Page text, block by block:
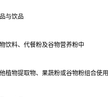
与饮品
饮料、代餐粉及谷物营养粉中
植物提取物、果蔬粉或谷物粉组合使用